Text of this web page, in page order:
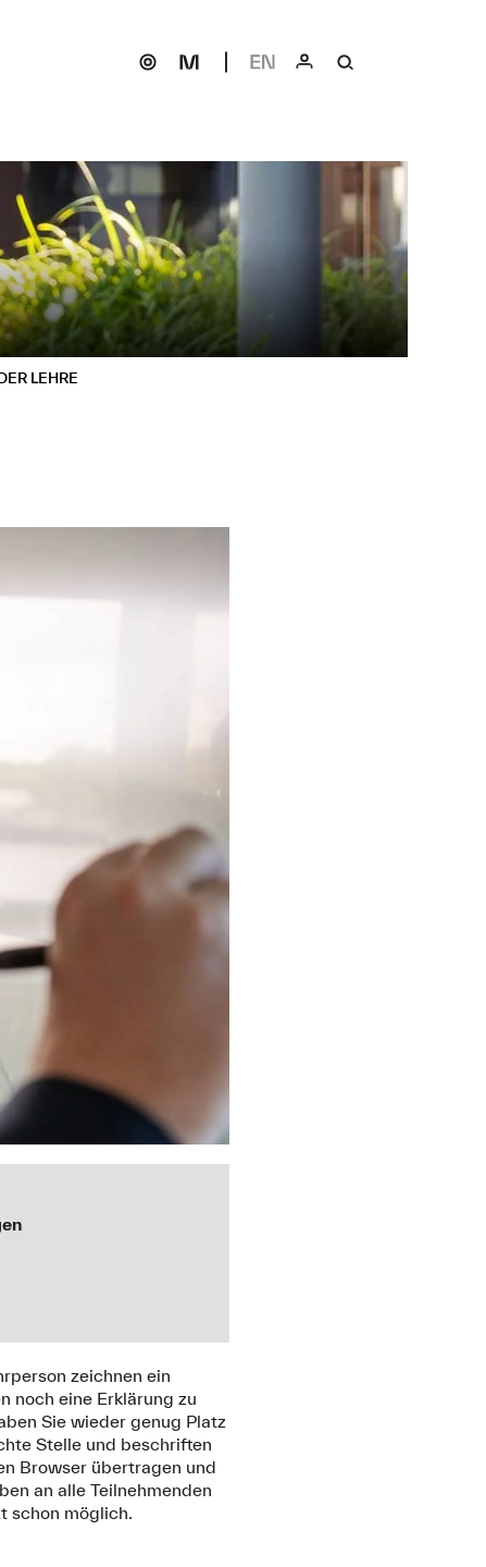
LEHRE
zeichnen ein
noch eine Erklärung zu
Sie wieder genug Platz
Stelle und beschriften
Browser übertragen und
an alle Teilnehmenden
schon möglich.